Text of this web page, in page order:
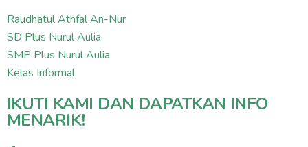
Raudhatul Athfal An-Nur
SD Plus Nurul Aulia
SMP Plus Nurul Aulia
Kelas Informal
IKUTI KAMI DAN DAPATKAN INFO
MENARIK!